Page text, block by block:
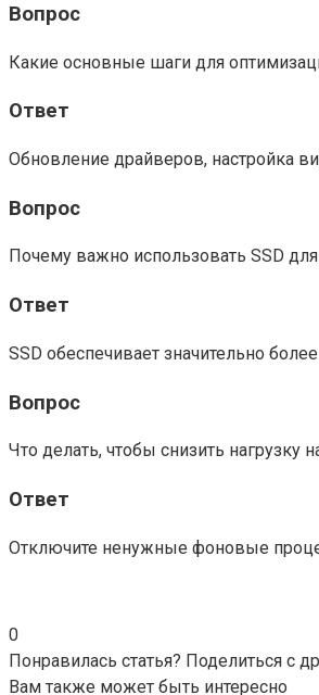
Вопрос
Какие основные шаги для
Ответ
Обновление драйверов, настройка
Вопрос
Почему важно использовать SSD
Ответ
SSD обеспечивает значительно
Вопрос
Что делать, чтобы снизить нагрузку
Ответ
Отключите ненужные фоновые
0
Понравилась статья? Поделиться с
Вам также может быть интересно